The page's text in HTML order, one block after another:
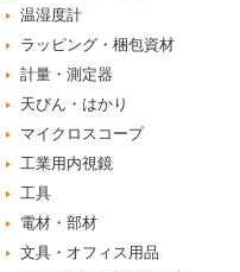
温湿度計
ラッピング・梱包資材
計量・測定器
天びん・はかり
マイクロスコープ
工業用内視鏡
工具
電材・部材
文具・オフィス用品